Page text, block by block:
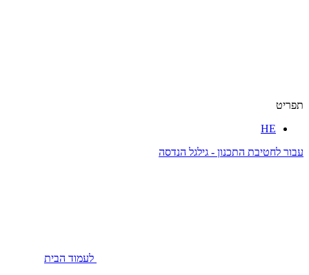
תפריט
HE
עבור לחטיבת התכנון - גילגל הנדסה
לעמוד הבית